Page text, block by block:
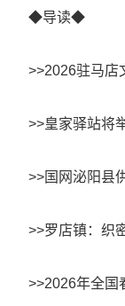
◆导读◆
>>2026驻马店
>>皇家驿站将
>>国网泌阳县
>>罗店镇：织
>>2026年全国